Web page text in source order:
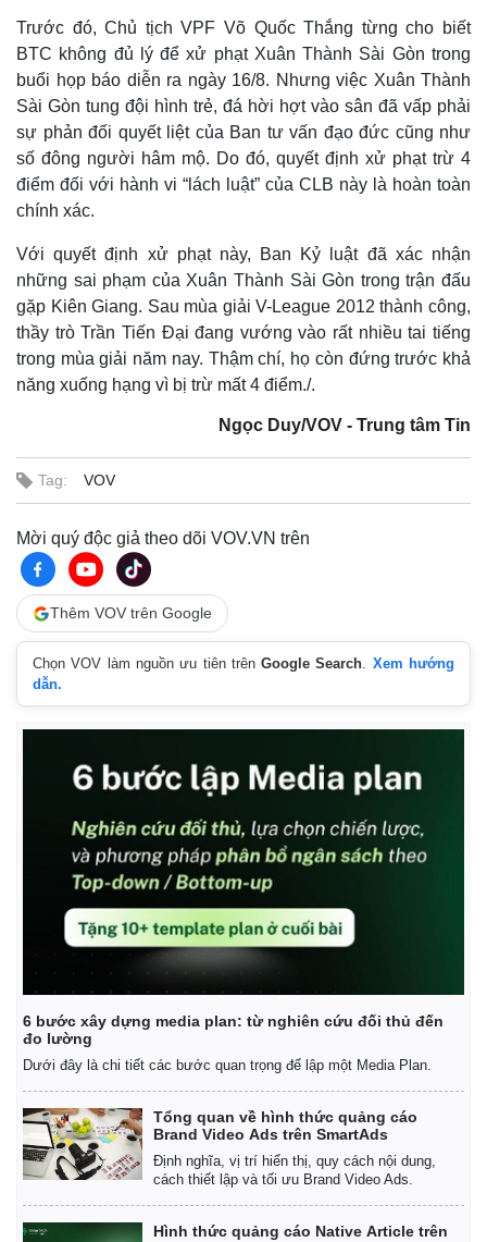
Hồ sơ
E-Magazine
Infographic
Khởi nghiệp
Thị trường
Tiêu dùng
Chứng khoán
Giá cà phê
Trước đó, Chủ tịch VPF Võ Quốc Thắng từng cho biết
BTC không đủ lý để xử phạt Xuân Thành Sài Gòn trong
buổi họp báo diễn ra ngày 16/8. Nhưng việc Xuân Thành
Sài Gòn tung đội hình trẻ, đá hời hợt vào sân đã vấp phải
sự phản đối quyết liệt của Ban tư vấn đạo đức cũng như
số đông người hâm mộ. Do đó, quyết định xử phạt trừ 4
điểm đối với hành vi “lách luật” của CLB này là hoàn toàn
chính xác.
Với quyết định xử phạt này, Ban Kỷ luật đã xác nhận
những sai phạm của Xuân Thành Sài Gòn trong trận đấu
gặp Kiên Giang. Sau mùa giải V-League 2012 thành công,
thầy trò Trần Tiến Đại đang vướng vào rất nhiều tai tiếng
trong mùa giải năm nay. Thậm chí, họ còn đứng trước khả
năng xuống hạng vì bị trừ mất 4 điểm./.
Ngọc Duy/VOV - Trung tâm Tin
Tag: VOV
Mời quý độc giả theo dõi VOV.VN trên
Thêm VOV trên Google
Chọn VOV làm nguồn ưu tiên trênGoogle Search. Xem hướng
dẫn.
6 bước xây dựng media plan: từ nghiên cứu đối thủ đến
đo lường
Dưới đây là chi tiết các bước quan trọng để lập một Media Plan.
Tổng quan về hình thức quảng cáo
Brand Video Ads trên SmartAds
Định nghĩa, vị trí hiển thị, quy cách nội dung,
cách thiết lập và tối ưu Brand Video Ads.
Hình thức quảng cáo Native Article trên